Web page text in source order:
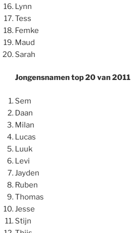
Lynn
Tess
Femke
Maud
Sarah
Jongensnamen top 20 van 2011
Sem
Daan
Milan
Lucas
Luuk
Levi
Jayden
Ruben
Thomas
Jesse
Stijn